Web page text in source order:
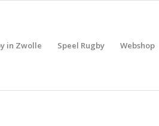
in Zwolle Speel Rugby Webshop